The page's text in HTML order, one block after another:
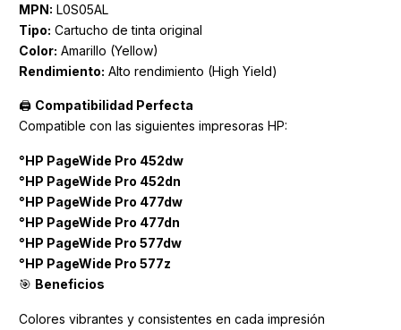
MPN: L0S05AL
Tipo: Cartucho de tinta original
Color: Amarillo (Yellow)
Rendimiento: Alto rendimiento (High Yield)
🖨 Compatibilidad Perfecta
Compatible con las siguientes impresoras HP:
°HP PageWide Pro 452dw
°HP PageWide Pro 452dn
°HP PageWide Pro 477dw
°HP PageWide Pro 477dn
°HP PageWide Pro 577dw
°HP PageWide Pro 577z
🎯 Beneficios
Colores vibrantes y consistentes en cada impresión